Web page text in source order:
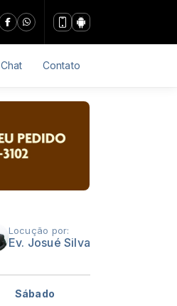
Chat Contato
Locução por:
Ev. Josué Silva
Sábado